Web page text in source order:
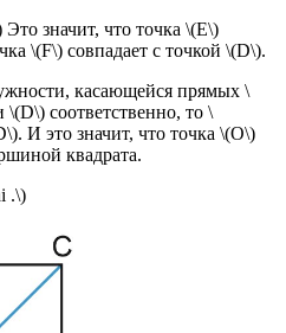
значит, что точка \(E\)
\(F\) совпадает с точкой \(D\).
касающейся прямых \
соответственно, то \
И это значит, что точка \(O\)
квадрата.
.\)